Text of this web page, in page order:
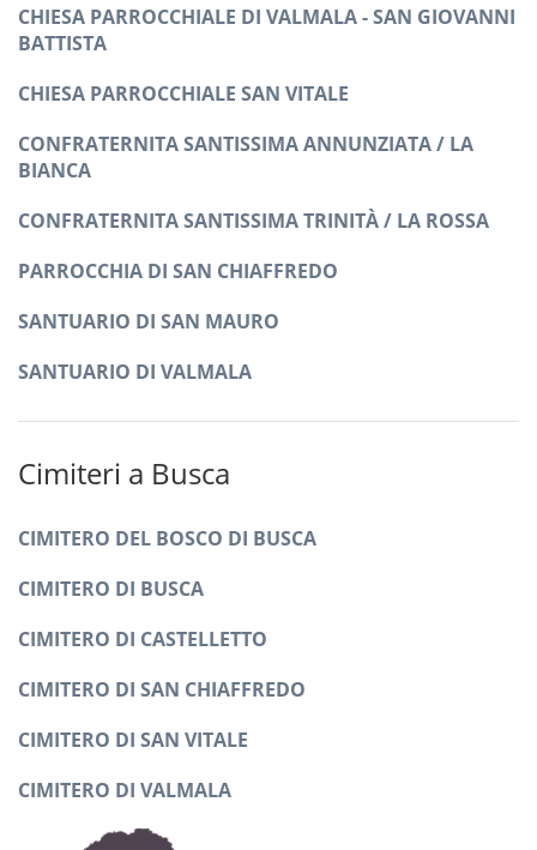
CHIESA PARROCCHIALE DI VALMALA - SAN GIOVANNI
BATTISTA
CHIESA PARROCCHIALE SAN VITALE
CONFRATERNITA SANTISSIMA ANNUNZIATA / LA
BIANCA
CONFRATERNITA SANTISSIMA TRINITÀ / LA ROSSA
PARROCCHIA DI SAN CHIAFFREDO
SANTUARIO DI SAN MAURO
SANTUARIO DI VALMALA
Cimiteri a Busca
CIMITERO DEL BOSCO DI BUSCA
CIMITERO DI BUSCA
CIMITERO DI CASTELLETTO
CIMITERO DI SAN CHIAFFREDO
CIMITERO DI SAN VITALE
CIMITERO DI VALMALA